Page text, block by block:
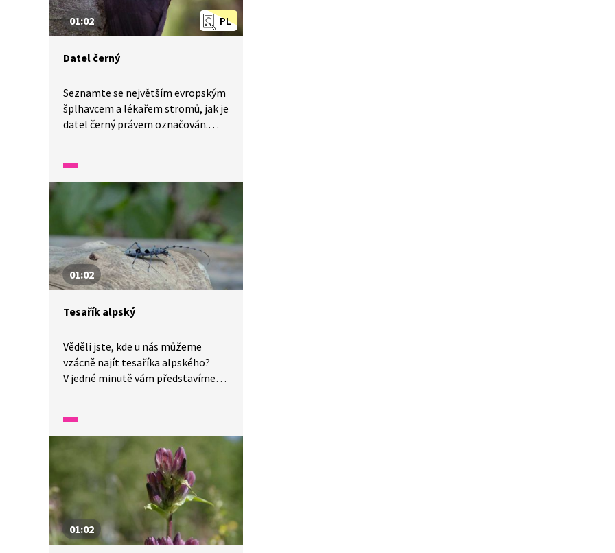
PL
01:02
Datel černý
Seznamte se největším evropským
šplhavcem a lékařem stromů, jak je
datel černý právem označován.
zemi.
01:02
Tesařík alpský
Věděli jste, kde u nás můžeme
vzácně najít tesaříka alpského?
V jedné minutě vám představíme
01:02